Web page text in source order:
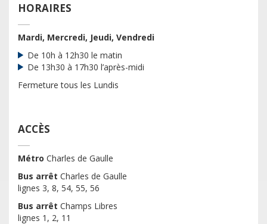
HORAIRES
Mardi, Mercredi, Jeudi, Vendredi
De 10h à 12h30 le matin
De 13h30 à 17h30 l’après-midi
Fermeture tous les Lundis
ACCÈS
Métro Charles de Gaulle
Bus arrêt Charles de Gaulle
lignes 3, 8, 54, 55, 56
Bus arrêt Champs Libres
lignes 1, 2, 11